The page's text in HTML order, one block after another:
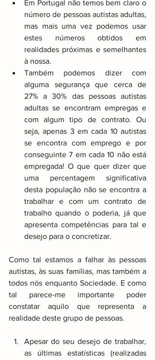
Em Portugal não temos bem claro o
número de pessoas autistas adultas,
mas mais uma vez podemos usar
estes números obtidos em
realidades próximas e semelhantes
à nossa.
Também podemos dizer com
alguma segurança que cerca de
27% a 30% das pessoas autistas
adultas se encontram empregas e
com algum tipo de contrato. Ou
seja, apenas 3 em cada 10 autistas
se encontra com emprego e por
conseguinte 7 em cada 10 não está
empregada! O que quer dizer que
uma percentagem significativa
desta população não se encontra a
trabalhar e com um contrato de
trabalho quando o poderia, já que
apresenta competências para tal e
desejo para o concretizar.
Como tal estamos a falhar às pessoas
autistas, às suas famílias, mas também a
todos nós enquanto Sociedade. E como
tal parece-me importante poder
constatar aquilo que representa a
realidade deste grupo de pessoas.
Apesar do seu desejo de trabalhar,
as últimas estatísticas (realizadas